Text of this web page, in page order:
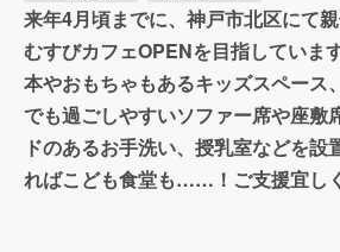
来年4月頃までに、神戸市北区にて
むすびカフェOPENを目指していま
本やおもちゃもあるキッズスペース
でも過ごしやすいソファー席や座敷
ドのあるお手洗い、授乳室などを設
ればこども食堂も……！ご支援宜し